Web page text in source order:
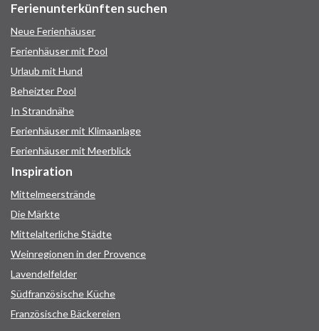
Ferienunterkünften suchen
Neue Ferienhäuser
Ferienhäuser mit Pool
Urlaub mit Hund
Beheizter Pool
In Strandnähe
Ferienhäuser mit Klimaanlage
Ferienhäuser mit Meerblick
Inspiration
Mittelmeerstrände
Die Märkte
Mittelalterliche Städte
Weinregionen in der Provence
Lavendelfelder
Südfranzösische Küche
Französische Bäckereien